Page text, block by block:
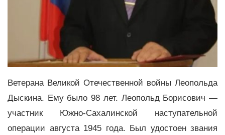
Ветерана Великой Отечественной войны Леопольда
Дыскина. Ему было 98 лет. Леопольд Борисович —
участник Южно-Сахалинской наступательной
операции августа 1945 года. Был удостоен звания